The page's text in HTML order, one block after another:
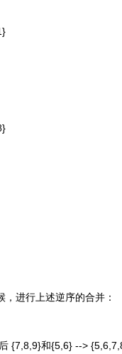
进行上述逆序的合并：
{5,6} -->